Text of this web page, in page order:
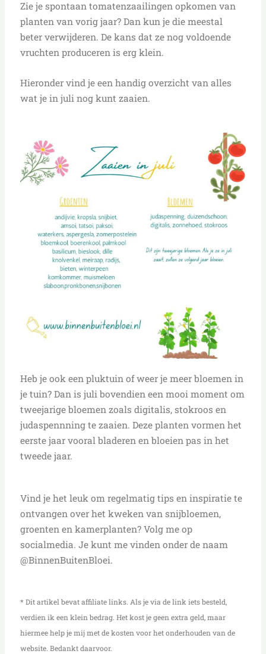
Zie je spontaan tomatenzaailingen opkomen van
planten van vorig jaar? Dan kun je die meestal
beter verwijderen. De kans dat ze nog voldoende
vruchten produceren is erg klein.
Hieronder vind je een handig overzicht van alles
wat je in juli nog kunt zaaien.
Heb je ook een pluktuin of weer je meer bloemen in
je tuin? Dan is juli bovendien een mooi moment om
tweejarige bloemen zoals digitalis, stokroos en
judaspennning te zaaien. Deze planten vormen het
eerste jaar vooral bladeren en bloeien pas in het
tweede jaar.
Vind je het leuk om regelmatig tips en inspiratie te
ontvangen over het kweken van snijbloemen,
groenten en kamerplanten? Volg me op
socialmedia. Je kunt me vinden onder de naam
@BinnenBuitenBloei.
* Dit artikel bevat affiliate links. Als je via de link iets besteld,
verdien ik een klein bedrag. Het kost je geen extra geld, maar
hiermee help je mij met de kosten voor het onderhouden van de
website. Bedankt daarvoor.